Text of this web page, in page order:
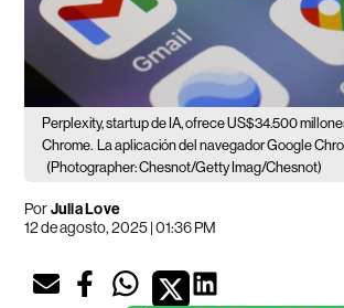
Perplexity, startup de IA, ofrece US$34.500
Chrome.
La aplicación del navegador Google
(Photographer: Chesnot/Getty Imag/Chesnot)
PorJulia Love
12 de agosto, 2025 | 01:36 PM